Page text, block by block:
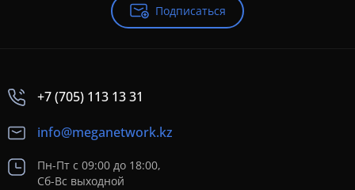
Подписаться
+7 (705) 113 13 31
info@meganetwork.kz
Пн-Пт с 09:00 до 18:00,
Сб-Вс выходной